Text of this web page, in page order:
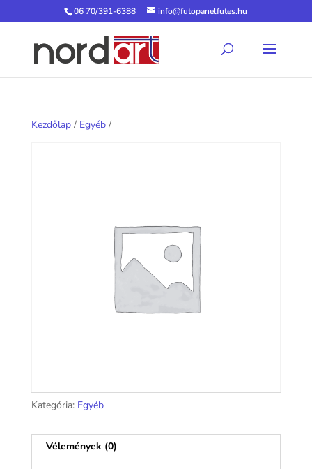
06 70/391-6388 info@futopanelfutes.hu
Kezdőlap/ Egyéb/
Kategória: Egyéb
Vélemények (0)